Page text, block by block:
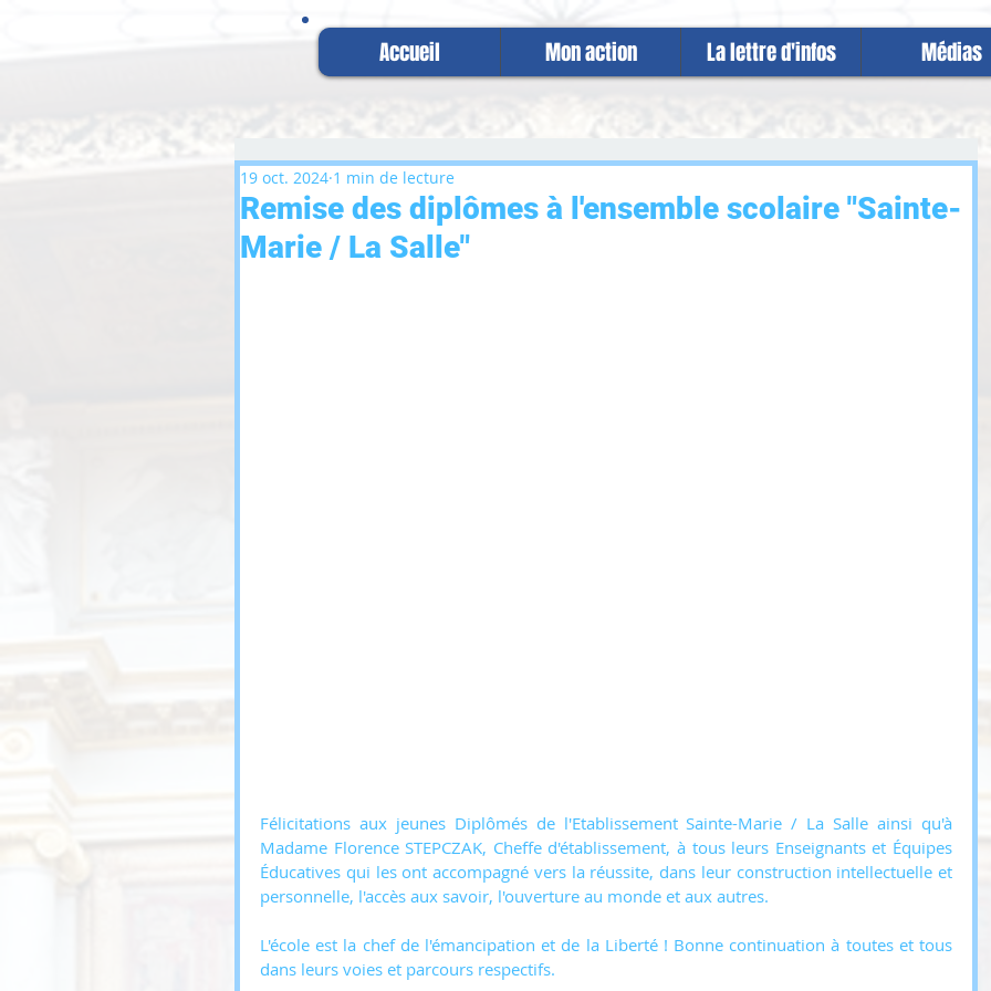
Accueil Mon action La lettre d'infos Médias
Remise des diplômes à l'ensemble scolaire "Sainte-
Marie / La Salle"
19 oct. 2024 1 min de lecture
Félicitations aux jeunes Diplômés de l'Etablissement Sainte-Marie / La Salle ainsi qu'à
Madame Florence STEPCZAK, Cheffe d'établissement, à tous leurs Enseignants et Équipes
Éducatives qui les ont accompagné vers la réussite, dans leur construction intellectuelle et
personnelle, l'accès aux savoir, l'ouverture au monde et aux autres.
L'école est la chef de l'émancipation et de la Liberté ! Bonne continuation à toutes et tous
dans leurs voies et parcours respectifs.